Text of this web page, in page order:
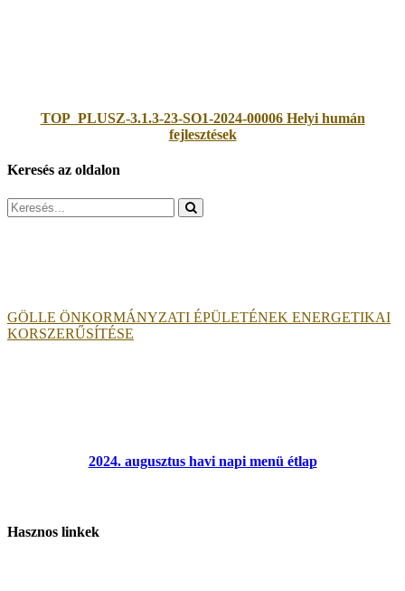
TOP_PLUSZ-3.1.3-23-SO1-2024-00006 Helyi humán
fejlesztések
Keresés az oldalon
Search
for:
GÖLLE ÖNKORMÁNYZATI ÉPÜLETÉNEK ENERGETIKAI
KORSZERŰSÍTÉSE
2024. augusztus havi napi menü étlap
Hasznos linkek